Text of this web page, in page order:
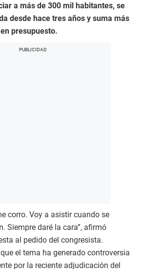
a más de 300 mil habitantes, se
desde hace tres años y suma más
presupuesto.
corro. Voy a asistir cuando se
Siempre daré la cara”, afirmó
al pedido del congresista.
el tema ha generado controversia
por la reciente adjudicación del